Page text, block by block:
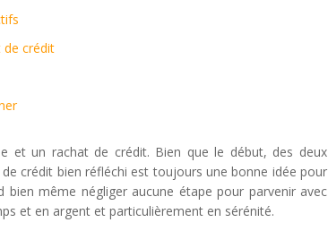
de crédit
et un rachat de crédit. Bien que le début, des deux
crédit bien réfléchi est toujours une bonne idée pour
même négliger aucune étape pour parvenir avec
et en argent et particulièrement en sérénité.